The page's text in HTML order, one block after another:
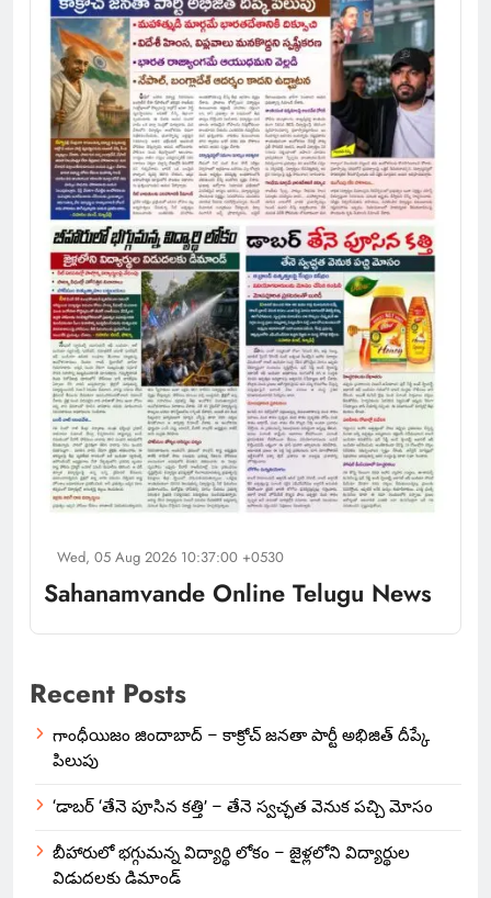
Wed, 05 Aug 2026 10:37:00 +0530
Sahanamvande Online Telugu News
Recent Posts
గాంధీయిజం జిందాబాద్ – కాక్రోచ్ జనతా పార్టీ అభిజిత్ దీప్కే
పిలుపు
‘డాబర్ ‘తేనె పూసిన కత్తి’ – తేనె స్వచ్ఛత వెనుక పచ్చి మోసం
బీహారులో భగ్గుమన్న విద్యార్థి లోకం – జైళ్లలోని విద్యార్థుల
విడుదలకు డిమాండ్